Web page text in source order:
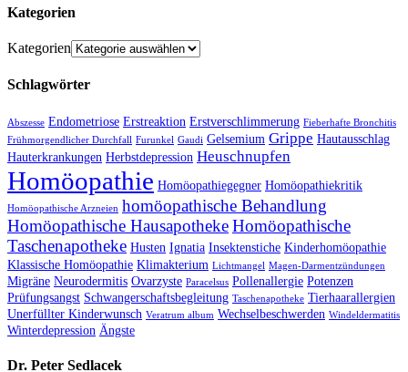
Kategorien
Kategorien
Schlagwörter
Abszesse Endometriose Erstreaktion Erstverschlimmerung Fieberhafte Bronchitis
Frühmorgendlicher Durchfall Furunkel Gaudi Gelsemium Grippe Hautausschlag
Hauterkrankungen Herbstdepression Heuschnupfen
Homöopathie Homöopathiegegner Homöopathiekritik
Homöopathische Arzneien homöopathische Behandlung
Homöopathische HausapothekeHomöopathische
Taschenapotheke Husten Ignatia Insektenstiche Kinderhomöopathie
Klassische Homöopathie Klimakterium Lichtmangel Magen-Darmentzündungen
Migräne Neurodermitis Ovarzyste Paracelsus Pollenallergie Potenzen
Prüfungsangst Schwangerschaftsbegleitung Taschenapotheke Tierhaarallergien
Unerfüllter Kinderwunsch Veratrum album Wechselbeschwerden Windeldermatitis
Winterdepression Ängste
Dr. Peter Sedlacek